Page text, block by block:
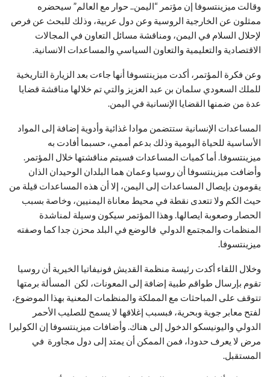
وقالت ميزينتسوفا إن مؤتمر “اليمن.. حوار مع العالم” سيحضره
ممثلون عن الخارجية الروسية وعن دول عربية، وذلك للبحث عن فرص
لإحلال السلام في اليمن، ومناقشة مسائل التعاون في المجالات
الاقتصادية والتعليمية والتعاون السياسي والمساعدات الانسانية.
وعن فكرة المؤتمر، أكدت ميزينتسوفا أنها جاءت بعد الزيارة التاريخية
للملك السعودي سلمان بن عبد العزيز والتي تم خلالها مناقشة قضايا
عدة من ضمنها القضايا الإنسانية في اليمن.
المساعدات الإنسانية ستتضمن موادا غذائية وأدوية إضافة إلى المواد
الأساسية للحياة اليومية وذلك بدعم أممي، حسبما أفادت به
ميزينتسوفا. أما كميات المساعدات فسيتم مناقشتها خلال المؤتمر.
وأضافت ميزينتسوفا أن روسيا وعمان هما البلدان الوحيدان الذان
يقومون بإيصال المساعدات إلى اليمن، إلا أن هذه المساعدات قيلة من
حيث الكم ولا تتعدى نقطة في محيط معاناة اليمنيين، وخاصة بسبب
الحصار وصعوبة ايصالها. وهذا المؤتمر سيكون وسيلة لمناشدة
المنظمات والمجتمع الدولي فالوضع في البلد محزن جدا كما وصفته
ميزينتسوفا.
وخلال اللقاء أكدت رئيسة منظمة القديش فونيفاتيا الخيرية أن روسيا
تقوم بإرسال طواقم طبية إضافة إلى المعونات، لكن المسألة برمتها
تتوقف على المباحثات مع المملكة والمنظمات المعنية بهذا الموضوع،
لفتح معابر جوية وبحرية، فبسبب إغلاقها لا يسمح للصليب الأحمر
الدولي واليونيسكو الدخول إلى هناك. وأضافات ميزينتسوفا إن الكوليرا
مرض لا يعرف حدودا، فمن الممكن أن يمتد إلى دول مجاورة في
المستقبل.